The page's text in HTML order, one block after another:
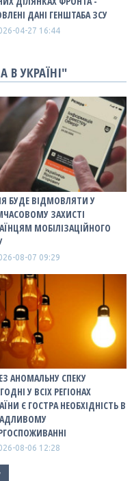
ДАНІ ГЕНШТАБА ЗСУ
04-27 16:44
В УКРАЇНІ"
БУДЕ ВІДМОВЛЯТИ У
ЗАХИСТІ
МОБІЛІЗАЦІЙНОГО
08-07 09:29
АНОМАЛЬНУ СПЕКУ
У ВСІХ РЕГІОНАХ
Є ГОСТРА НЕОБХІДНІСТЬ В
08-06 12:28